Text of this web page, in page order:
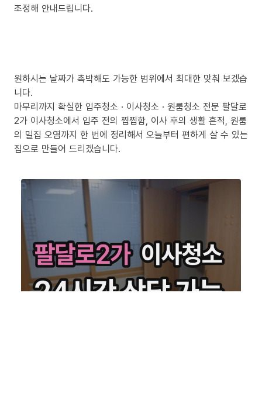
조정해 안내드립니다.
원하시는 날짜가 촉박해도 가능한 범위에서 최대한 맞춰 보겠습
니다.
마무리까지 확실한 입주청소 · 이사청소 · 원룸청소 전문 팔달로
2가 이사청소에서 입주 전의 찝찝함, 이사 후의 생활 흔적, 원룸
의 밀집 오염까지 한 번에 정리해서 오늘부터 편하게 살 수 있는
집으로 만들어 드리겠습니다.